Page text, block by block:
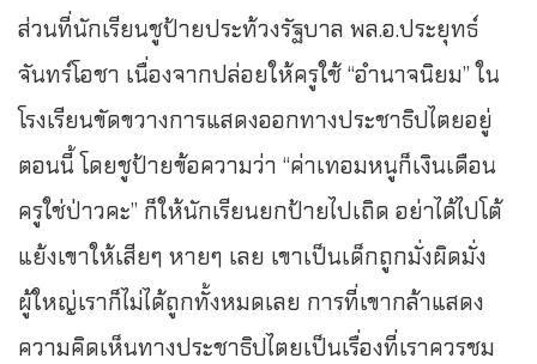
ส่วนที่นักเรียนชูป้ายประท้วงรัฐบาล พล.อ.ประยุทธ์
จันทร์โอชา เนื่องจากปล่อยให้ครูใช้ “อำนาจนิยม” ใน
โรงเรียนขัดขวางการแสดงออกทางประชาธิปไตยอยู่
ตอนนี้ โดยชูป้ายข้อความว่า “ค่าเทอมหนูก็เงินเดือน
ครูใช่ป่าวคะ” ก็ให้นักเรียนยกป้ายไปเถิด อย่าได้ไปโต้
แย้งเขาให้เสียๆ หายๆ เลย เขาเป็นเด็กถูกมั่งผิดมั่ง
ผู้ใหญ่เราก็ไม่ได้ถูกทั้งหมดเลย การที่เขากล้าแสดง
ความคิดเห็นทางประชาธิปไตยเป็นเรื่องที่เราควรชม